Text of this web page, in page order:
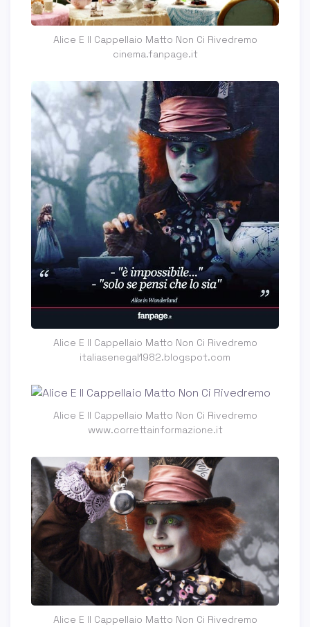
Alice E Il Cappellaio Matto Non Ci Rivedremo
cinema.fanpage.it
Alice E Il Cappellaio Matto Non Ci Rivedremo
italiasenegal1982.blogspot.com
Alice E Il Cappellaio Matto Non Ci Rivedremo
www.correttainformazione.it
Alice E Il Cappellaio Matto Non Ci Rivedremo